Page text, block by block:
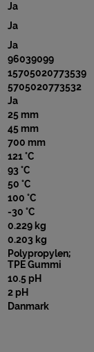
Ja
Ja
Ja
96039099
15705020773539
5705020773532
Ja
25 mm
45 mm
700 mm
121 °C
93 °C
50 °C
100 °C
-30 °C
0.229 kg
0.203 kg
Polypropylen;
TPE Gummi
10.5 pH
2 pH
Danmark